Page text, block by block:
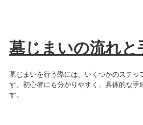
墓じまいの流れと
墓じまいを行う際には、いくつかのステッ
す。初心者にも分かりやすく、具体的な手
す。